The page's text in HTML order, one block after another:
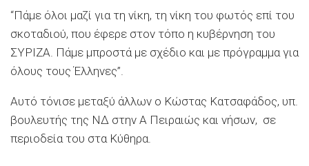
“Πάμε όλοι μαζί για τη νίκη, τη νίκη του φωτός επί του
σκοταδιού, που έφερε στον τόπο η κυβέρνηση του
ΣΥΡΙΖΑ. Πάμε μπροστά με σχέδιο και με πρόγραμμα για
όλους τους Έλληνες”.
Αυτό τόνισε μεταξύ άλλων ο Κώστας Κατσαφάδος, υπ.
βουλευτής της ΝΔ στην Α Πειραιώς και νήσων, σε
περιοδεία του στα Κύθηρα.